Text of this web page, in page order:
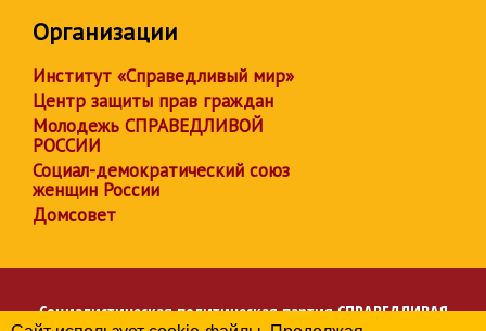
Организации
Институт «Справедливый мир»
Центр защиты прав граждан
Молодежь СПРАВЕДЛИВОЙ
РОССИИ
Социал-демократический союз
женщин России
Домсовет
Социалистическая политическая партияСПРАВЕДЛИВАЯ